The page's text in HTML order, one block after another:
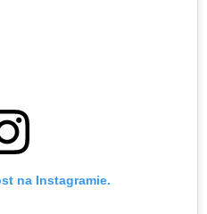
na Instagramie.